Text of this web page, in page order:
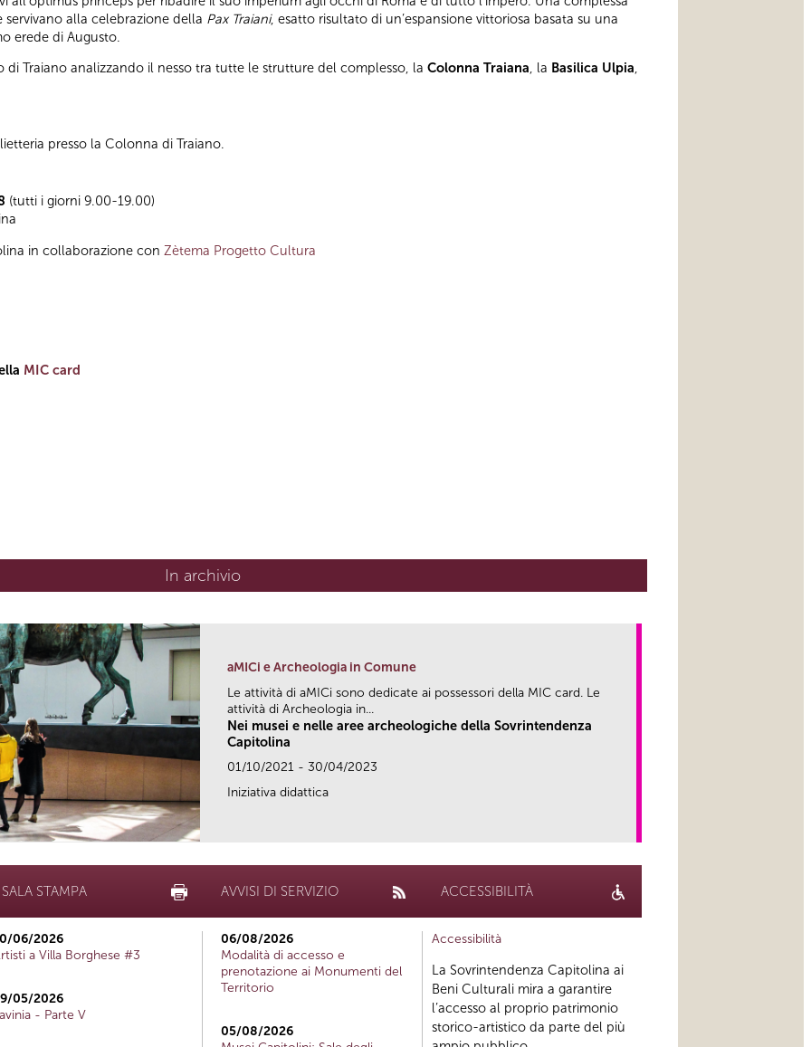
alla celebrazione della Pax Traiani, esatto risultato di un’espansione vittoriosa basata su una
erede di Augusto.
di Traiano analizzando il nesso tra tutte le strutture del complesso, la Colonna Traiana, la Basilica Ulpia,
presso la Colonna di Traiano.
(tutti i giorni 9.00-19.00)
in collaborazione con Zètema Progetto Cultura
MIC card
In archivio
aMICi e Archeologia in Comune
Le attività di aMICi sono dedicate ai possessori della MIC card. Le
attività di Archeologia in...
Nei musei e nelle aree archeologiche della Sovrintendenza
Capitolina
01/10/2021 - 30/04/2023
Iniziativa didattica
SALA STAMPA
06/2026
a Villa Borghese #3
05/2026
- Parte V
AVVISI DI SERVIZIO
06/08/2026
Modalità di accesso e
prenotazione ai Monumenti del
Territorio
05/08/2026
ACCESSIBILITÀ
Accessibilità
La Sovrintendenza Capitolina ai
Beni Culturali mira a garantire
l’accesso al proprio patrimonio
storico-artistico da parte del più